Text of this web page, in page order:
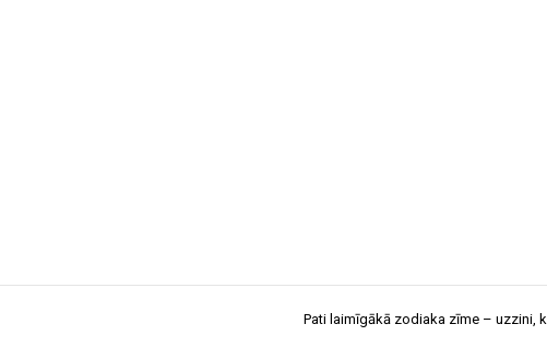
Pati laimīgākā zodiaka zīme – uzzini,